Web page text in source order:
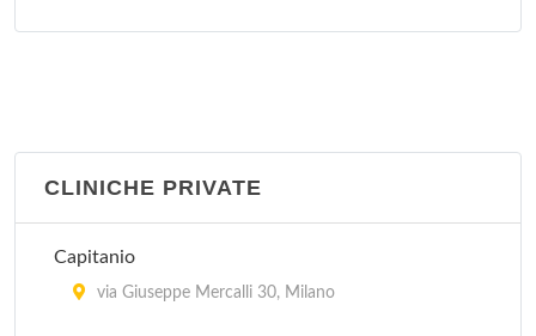
CLINICHE PRIVATE
Capitanio
via Giuseppe Mercalli 30, Milano